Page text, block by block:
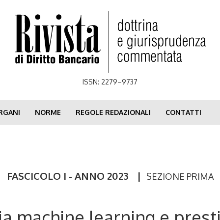
ISSN: 2279–9737
NORME REGOLE REDAZIONALI CONTATTI
FASCICOLO I - ANNO 2023 | SEZIONE PRIMA